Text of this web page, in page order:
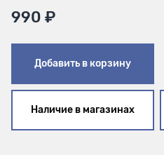
990 ₽
Добавить в корзину
Наличие в магазинах